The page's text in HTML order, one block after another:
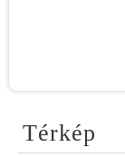
Térkép